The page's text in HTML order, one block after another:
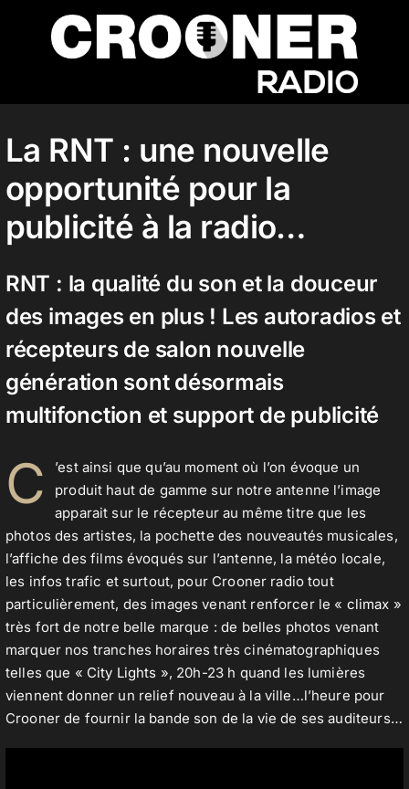
contenu
Accueil
Podcasts
Nos flux audio
Télécharger notre application
Contact
La RNT : une nouvelle
opportunité pour la
publicité à la radio…
RNT : la qualité du son et la douceur
des images en plus ! Les autoradios et
récepteurs de salon nouvelle
génération sont désormais
multifonction et support de publicité
C
’est ainsi que qu’au moment où l’on évoque un
produit haut de gamme sur notre antenne l’image
apparait sur le récepteur au même titre que les
photos des artistes, la pochette des nouveautés musicales,
l’affiche des films évoqués sur l’antenne, la météo locale,
les infos trafic et surtout, pour Crooner radio tout
particulièrement, des images venant renforcer le « climax »
très fort de notre belle marque : de belles photos venant
marquer nos tranches horaires très cinématographiques
telles que « City Lights », 20h-23 h quand les lumières
viennent donner un relief nouveau à la ville…l’heure pour
Crooner de fournir la bande son de la vie de ses auditeurs…